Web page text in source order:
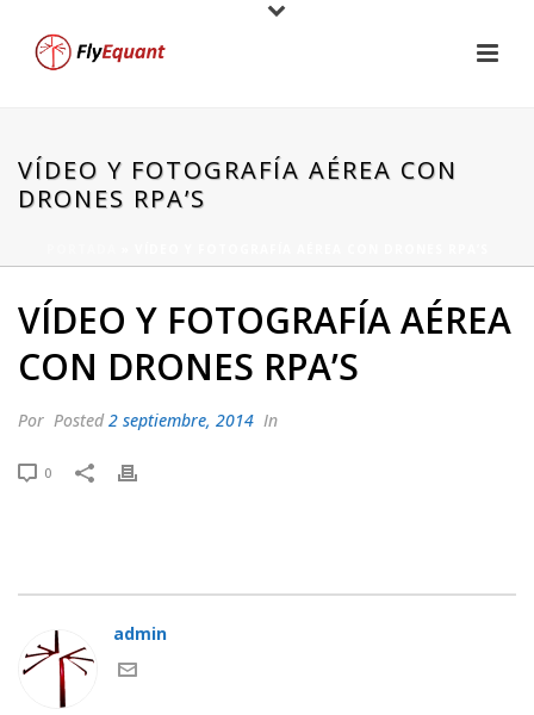
VÍDEO Y FOTOGRAFÍA AÉREA CON
DRONES RPA’S
VÍDEO Y FOTOGRAFÍA AÉREA
CON DRONES RPA’S
Por Posted2 septiembre, 2014 In
0
admin